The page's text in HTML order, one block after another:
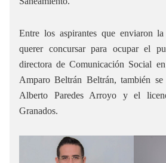
Entre los aspirantes que enviaron
querer concursar para ocupar el
directora de Comunicación Social
Amparo Beltrán Beltrán, también se
Alberto Paredes Arroyo y el
Granados.